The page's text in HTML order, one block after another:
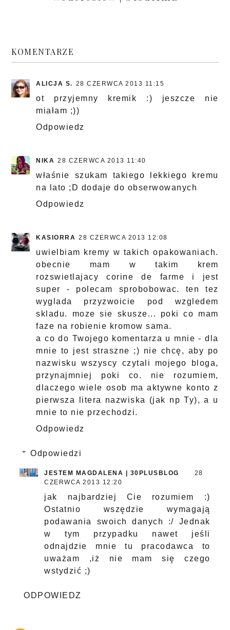
KOMENTARZE
ALICJA S. 28 CZERWCA 2013 11:15
ot przyjemny kremik :) jeszcze nie
miałam ;))
Odpowiedz
NIKA 28 CZERWCA 2013 11:40
właśnie szukam takiego lekkiego kremu
na lato ;D dodaje do obserwowanych
Odpowiedz
KASIORRA 28 CZERWCA 2013 12:08
uwielbiam kremy w takich opakowaniach.
obecnie mam w takim krem
rozswietlajacy corine de farme i jest
super - polecam sprobobowac. ten tez
wyglada przyzwoicie pod wzgledem
skladu. moze sie skusze... poki co mam
faze na robienie kromow sama.
a co do Twojego komentarza u mnie - dla
mnie to jest straszne ;) nie chcę, aby po
nazwisku wszyscy czytali mojego bloga,
przynajmniej poki co. nie rozumiem,
dlaczego wiele osob ma aktywne konto z
pierwsza litera nazwiska (jak np Ty), a u
mnie to nie przechodzi.
Odpowiedz
Odpowiedzi
JESTEM MAGDALENA | 30PLUSBLOG
28
CZERWCA 2013 12:20
jak najbardziej Cie rozumiem :)
Ostatnio wszędzie wymagają
podawania swoich danych :/ Jednak
w tym przypadku nawet jeśli
odnajdzie mnie tu pracodawca to
uważam ,iż nie mam się czego
wstydzić ;)
ODPOWIEDZ